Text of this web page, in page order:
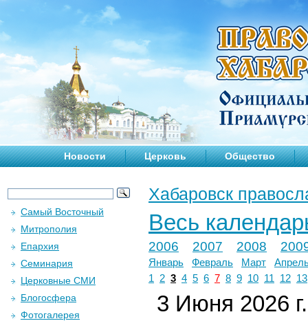
Новости Церковь Общество
Хабаровск
Весь
2006 2007 2008
Январь Февраль Март
1
2 3 4 5 6 7 8 9 10 11 12 13
3 Июня 2026 г.
Самый Восточный
Митрополия
Епархия
Семинария
Церковные СМИ
Блогосфера
Фотогалерея